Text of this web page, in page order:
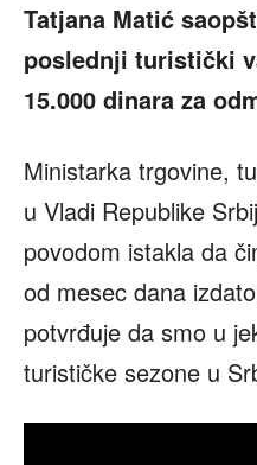
Tatjana Matić
poslednji turistički
15.000 dinara za
Ministarka trgovine,
u Vladi Republike
povodom istakla da
od mesec dana
potvrđuje da smo u
turističke sezone u